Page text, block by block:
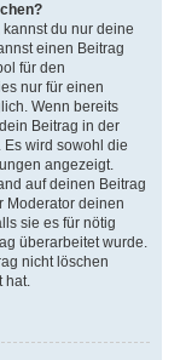
du nur deine
einen Beitrag
für den
nur für einen
Wenn bereits
Beitrag in der
wird sowohl die
angezeigt.
auf deinen Beitrag
Moderator deinen
sie es für nötig
überarbeitet wurde.
nicht löschen
hat.